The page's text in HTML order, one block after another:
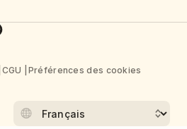
CGU
Préférences des cookies